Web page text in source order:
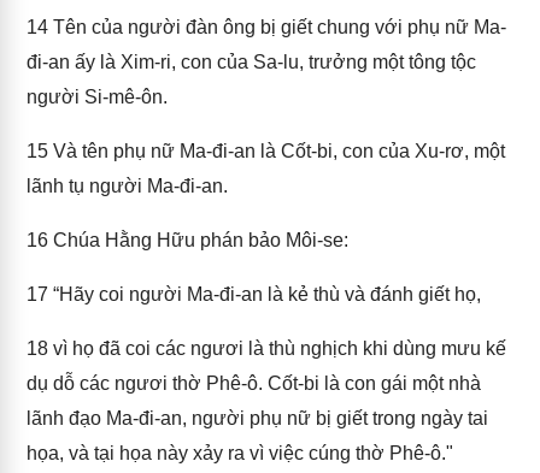
14 Tên của người đàn ông bị giết chung với phụ nữ Ma-
đi-an ấy là Xim-ri, con của Sa-lu, trưởng một tông tộc
người Si-mê-ôn.
15 Và tên phụ nữ Ma-đi-an là Cốt-bi, con của Xu-rơ, một
lãnh tụ người Ma-đi-an.
16 Chúa Hằng Hữu phán bảo Môi-se:
17 “Hãy coi người Ma-đi-an là kẻ thù và đánh giết họ,
18 vì họ đã coi các ngươi là thù nghịch khi dùng mưu kế
dụ dỗ các ngươi thờ Phê-ô. Cốt-bi là con gái một nhà
lãnh đạo Ma-đi-an, người phụ nữ bị giết trong ngày tai
họa, và tại họa này xảy ra vì việc cúng thờ Phê-ô."